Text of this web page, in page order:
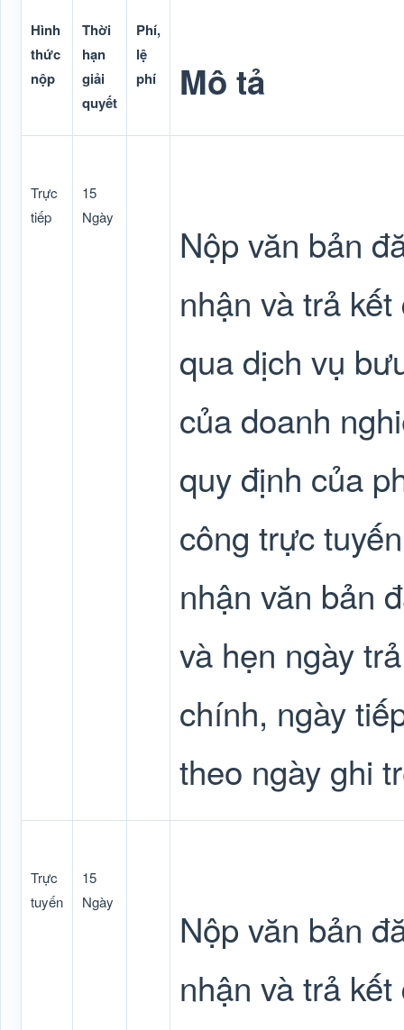
Hình
thức
nộp
Thời
hạn
giải
quyết
Phí,
lệ
phí
Mô tả
Trực
tiếp
15
Ngày
Nộp văn bản
nhận và trả
qua dịch vụ
của doanh
quy định của
công trực
nhận văn bản
và hẹn ngày
chính, ngày
theo ngày ghi
Trực
tuyến
15
Ngày
Nộp văn bản
nhận và trả